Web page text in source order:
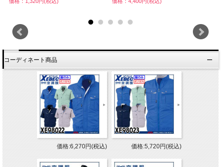
コーディネート商品
価格:6,270円(税込) 価格:5,720円(税込)